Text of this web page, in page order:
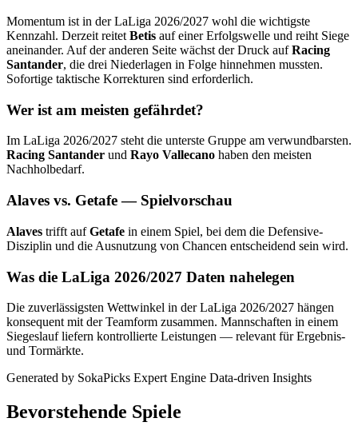
Momentum ist in der LaLiga 2026/2027 wohl die wichtigste
Kennzahl. Derzeit reitet Betis auf einer Erfolgswelle und reiht Siege
aneinander. Auf der anderen Seite wächst der Druck aufRacing
Santander, die drei Niederlagen in Folge hinnehmen mussten.
Sofortige taktische Korrekturen sind erforderlich.
Wer ist am meisten gefährdet?
Im LaLiga 2026/2027 steht die unterste Gruppe am verwundbarsten.
Racing Santander und Rayo Vallecano haben den meisten
Nachholbedarf.
Alaves vs. Getafe — Spielvorschau
Alaves trifft aufGetafe in einem Spiel, bei dem die Defensive-
Disziplin und die Ausnutzung von Chancen entscheidend sein wird.
Was die LaLiga 2026/2027 Daten nahelegen
Die zuverlässigsten Wettwinkel in der LaLiga 2026/2027 hängen
konsequent mit der Teamform zusammen. Mannschaften in einem
Siegeslauf liefern kontrollierte Leistungen — relevant für Ergebnis-
und Tormärkte.
Generated by SokaPicks Expert Engine Data-driven Insights
Bevorstehende Spiele